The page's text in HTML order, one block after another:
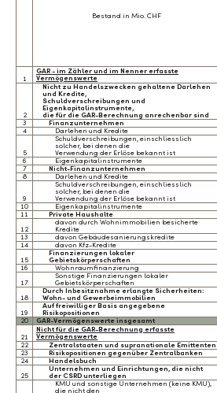
Bestand in Mio. CHF
1
GAR - im Zähler und im Nenner erfasste
Vermögenswerte
2
Nicht zu Handelszwecken gehaltene Darlehen
und Kredite,
Schuldverschreibungen und
Eigenkapitalinstrumente,
die für die GAR-Berechnung anrechenbar sind
3
Finanzunternehmen
4
Darlehen und Kredite
5
Schuldverschreibungen, einschliesslich
solcher, bei denen die
Verwendung der Erlöse bekannt ist
6
Eigenkapitalinstrumente
7
Nicht-Finanzunternehmen
8
Darlehen und Kredite
9
Schuldverschreibungen, einschliesslich
solcher, bei denen die
Verwendung der Erlöse bekannt ist
10
Eigenkapitalinstrumente
11
Private Haushalte
12
davon durch Wohnimmobilien besicherte
Kredite
13
davon Gebäudesanierungskredite
14
davon Kfz-Kredite
15
Finanzierungen lokaler
Gebietskörperschaften
16
Wohnraumfinanzierung
17
Sonstige Finanzierungen lokaler
Gebietskörperschaften
18
Durch Inbesitznahme erlangte Sicherheiten:
Wohn- und Gewerbeimmobilien
19
Auf freiwilliger Basis angegebene
Risikopositionen
20
GAR-Vermögenswerte insgesamt
21
Nicht für die GAR-Berechnung erfasste
Vermögenswerte
22
Zentralstaaten und supranationale Emittenten
23
Risikopositionen gegenüber Zentralbanken
24
Handelsbuch
25
Unternehmen und Einrichtungen, die nicht
der CSRD unterliegen
KMU und sonstige Unternehmen (keine KMU),
die nicht den